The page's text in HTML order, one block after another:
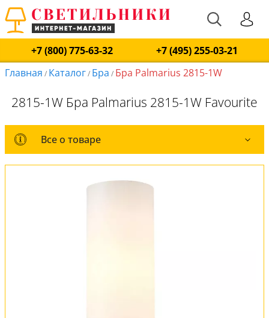
+7 (800) 775-63-32
+7 (495) 255-03-21
Главная / Каталог/ Бра / Бра Palmarius 2815-1W
2815-1W Бра Palmarius 2815-1W Favourite
Все о товаре
Все о товаре